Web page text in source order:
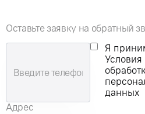
Оставьте заявку на обратный
Я
Условия
данных
Адрес